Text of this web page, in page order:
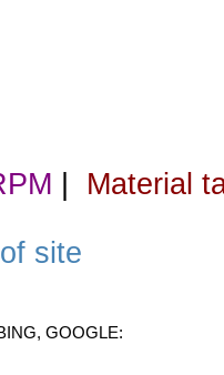
Material
site
GOOGLE: